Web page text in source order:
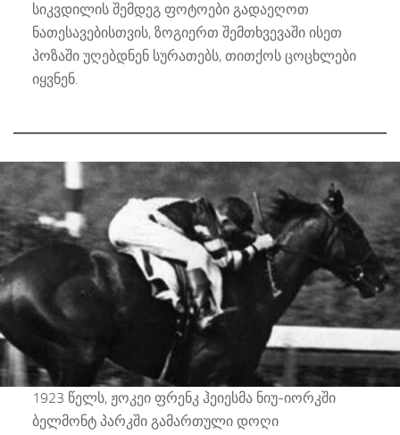
სიკვდილის შემდეგ ფოტოები გადაეღოთ
ნათესავებისთვის, ზოგიერთ შემთხვევაში ისეთ
პოზაში უღებდნენ სურათებს, თითქოს ცოცხლები
იყვნენ.
1923 წელს, ჟოკეი ფრენკ ჰეიესმა ნიუ-იორკში
ბელმონტ პარკში გამართული დოღი